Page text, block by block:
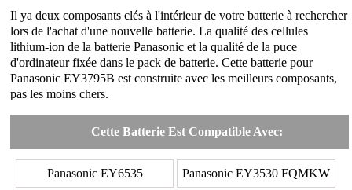
Il ya deux composants clés à l'intérieur de votre batterie à rechercher
lors de l'achat d'une nouvelle batterie. La qualité des cellules
lithium-ion de la batterie Panasonic et la qualité de la puce
d'ordinateur fixée dans le pack de batterie. Cette batterie pour
Panasonic EY3795B est construite avec les meilleurs composants,
pas les moins chers.
Cette Batterie Est Compatible Avec:
Panasonic EY6535 Panasonic EY3530 FQMKW